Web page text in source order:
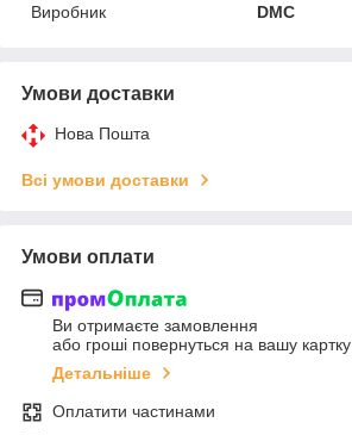
Виробник
DMC
Умови доставки
Нова Пошта
Всі умови доставки
Умови оплати
Ви отримаєте замовлення
або гроші повернуться на вашу картку
Детальніше
Оплатити частинами